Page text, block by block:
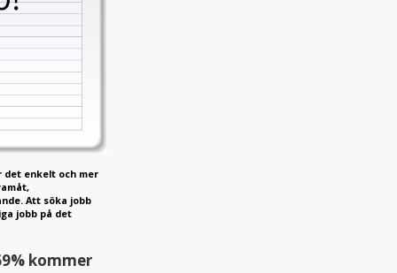
det enkelt och mer
Att söka jobb
jobb på det
kommer